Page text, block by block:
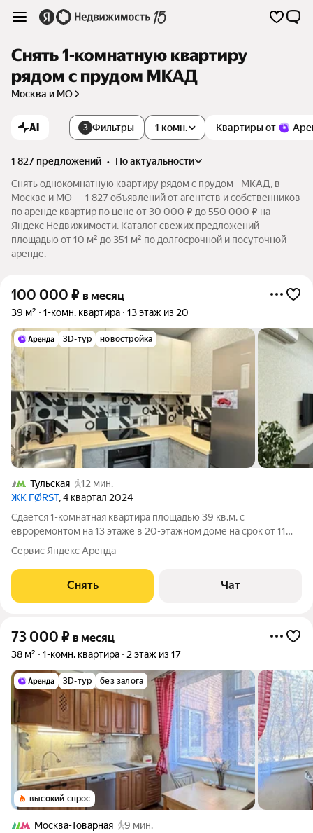
Снять 1-комнатную квартиру
рядом с прудом МКАД
Москва и МО
AI 3 Фильтры Квартиры от
1 комн.
1 827 предложений •
по актуальности
Снять однокомнатную квартиру рядом с прудом - МКАД, в
Москве и МО — 1 827 объявлений от агентств и собственников
по аренде квартир по цене от 30 000 ₽ до 550 000 ₽ на
Яндекс Недвижимости. Каталог свежих предложений
площадью от 10 м² до 351 м² по долгосрочной и посуточной
аренде.
100 000 ₽ в месяц
39 м² 1-комн. квартира 13 этаж из 20
3D-тур новостройка
Тульская
12 мин.
ЖК FØRST, 4 квартал 2024
Сдаётся 1-комнатная квартира площадью 39 кв.м. с
евроремонтом на 13 этаже в 20-этажном доме на срок от 11
месяцев. Из техники есть: Телевизор Духовой шкаф
Стиральная машина Холодильник Посудомоечная машина
Кондиционер Бойлер Микроволновка Дом
Сервис Яндекс Аренда
Снять Чат
73 000 ₽ в месяц
38 м² 1-комн. квартира 2 этаж из 17
3D-тур без залога
высокий спрос
Москва-Товарная
9 мин.